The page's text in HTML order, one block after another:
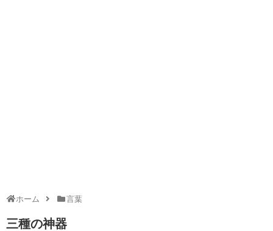
ホーム 言葉
三種の神器